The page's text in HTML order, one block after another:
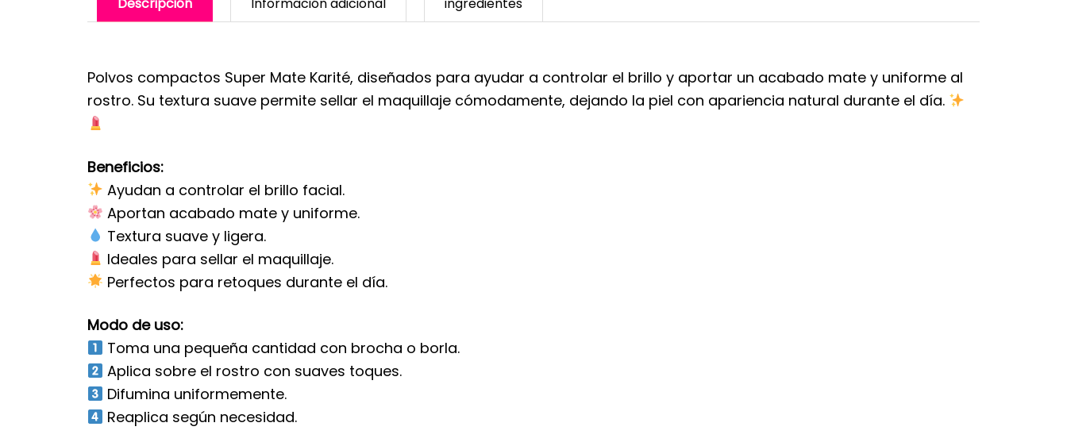
Descripción Información adicional ingredientes
Polvos compactos Super Mate Karité, diseñados para ayudar a controlar el brillo y aportar un acabado mate y uniforme al
rostro. Su textura suave permite sellar el maquillaje cómodamente, dejando la piel con apariencia natural durante el día.
Beneficios:
Ayudan a controlar el brillo facial.
Aportan acabado mate y uniforme.
Textura suave y ligera.
Ideales para sellar el maquillaje.
Perfectos para retoques durante el día.
Modo de uso:
Toma una pequeña cantidad con brocha o borla.
Aplica sobre el rostro con suaves toques.
Difumina uniformemente.
Reaplica según necesidad.